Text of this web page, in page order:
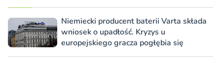
Niemiecki producent baterii Varta składa
wniosek o upadłość. Kryzys u
europejskiego gracza pogłębia się